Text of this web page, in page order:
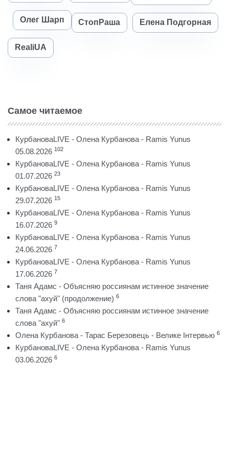
Олег Шарп СтопРаша Елена Подгорная
RealiUA
Самое читаемое
КурбановаLIVE - Олена Курбанова - Ramis Yunus
05.08.2026 102
КурбановаLIVE - Олена Курбанова - Ramis Yunus
01.07.2026 23
КурбановаLIVE - Олена Курбанова - Ramis Yunus
29.07.2026 15
КурбановаLIVE - Олена Курбанова - Ramis Yunus
16.07.2026 9
КурбановаLIVE - Олена Курбанова - Ramis Yunus
24.06.2026 7
КурбановаLIVE - Олена Курбанова - Ramis Yunus
17.06.2026 7
Таня Адамс - Объясняю россиянам истинное значение
слова "ахуй" (продолжение) 6
Таня Адамс - Объясняю россиянам истинное значение
слова "ахуй" 6
Олена Курбанова - Тарас Березовець - Велике Інтервью 6
КурбановаLIVE - Олена Курбанова - Ramis Yunus
03.06.2026 6